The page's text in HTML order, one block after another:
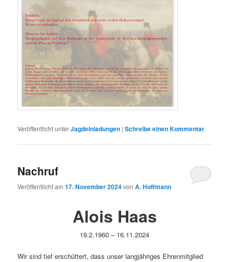
Veröffentlicht unterJagdeinladungen |Schreibe einen Kommentar
Nachruf
Veröffentlicht am17. November 2024vonA. Hoffmann
Alois Haas
19.2.1960 – 16.11.2024
Wir sind tief erschüttert, dass unser langjähriges Ehrenmitglied